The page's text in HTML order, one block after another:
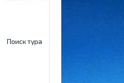
Поиск тура